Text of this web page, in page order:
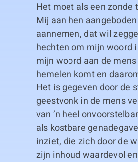
Het moet als een zonde
Mij aan hen
aannemen, dat wil
hechten om mijn woord
mijn woord aan de
hemelen komt en
Het is gegeven door de
geestvonk in de mens
van ’n heel
als kostbare
inziet, die zich door de
zijn inhoud waardevol